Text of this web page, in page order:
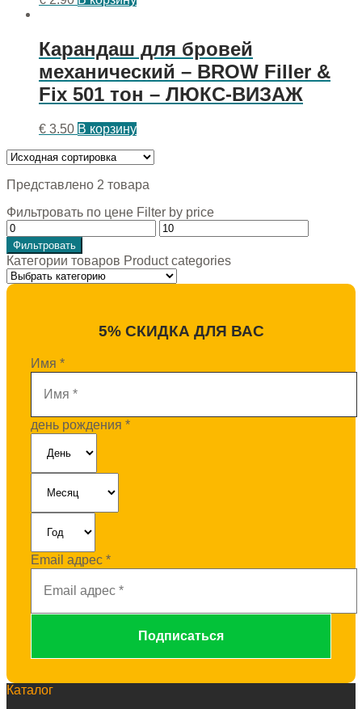
Карандаш для бровей
механический – BROW Filler &
Fix 501 тон – ЛЮКС-ВИЗАЖ
€ 3.50 В корзину
Представлено 2 товара
Фильтровать по цене Filter by price
Фильтровать
Категории товаров Product categories
5% СКИДКА ДЛЯ ВАС
Имя *
день рождения *
Email адрес *
Каталог